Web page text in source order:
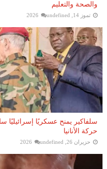
والصحة والتعليم
تموز 14, 2026 undefined
سلفاكير يمنح عسكريًا إسرائيليًا
حركة الأنانيا
حزيران 26, 2026 undefined